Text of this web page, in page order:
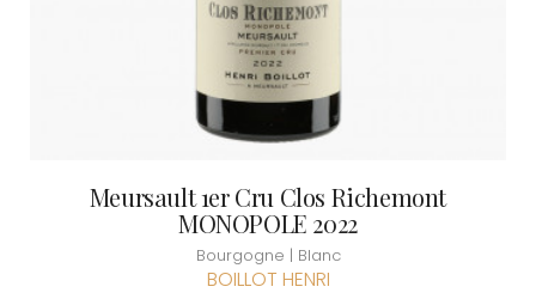
Meursault 1er Cru Clos Richemont
MONOPOLE 2022
Bourgogne | Blanc
BOILLOT HENRI